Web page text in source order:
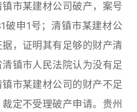
市某建材公司破产，案号
破申1号；清镇市某建材公
，证明其有足够的财产清
镇市人民法院认为没有足
市某建材公司的财产不足
定不受理破产申请。贵州